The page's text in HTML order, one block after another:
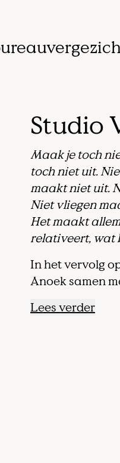
Studio
Maak je toch
toch niet uit.
maakt niet uit.
Niet vliegen
Het maakt
relativeert, wat
In het vervolg
Anoek samen
Lees verder